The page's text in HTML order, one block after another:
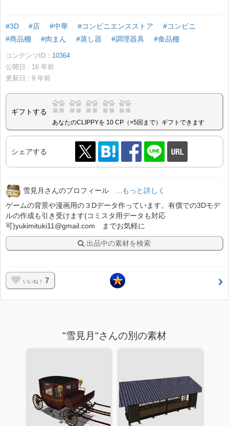
#3D #店 #中華 #コンビニエンスストア
#コンビニ
#商品棚
#肉まん #蒸し器 #調理器具 #食品棚
コンテンツID： 10364
公開日 : 16 年前
更新日 : 9 年前
ギフトする
あなたのCLIPPYを 10 CP（×5回まで）ギフトできます
シェアする
雪見月さんのプロフィール
...もっと詳しく
ゲームの背景や漫画用の３Dデータ作っています。有償での3Dモデ
ルの作成も引き受けます(コミスタ用データも対応
可)yukimituki11@gmail.com までお気軽に
出品中の素材を検索
いいね！ 7
"雪見月"さんの別の素材